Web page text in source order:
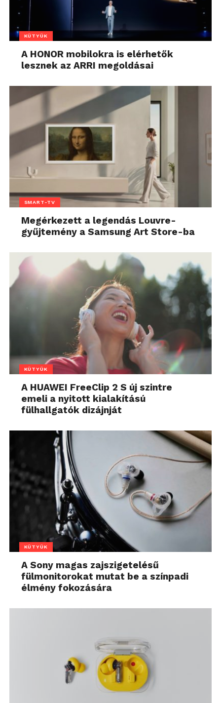
KÜTYÜK
A HONOR mobilokra is elérhetők
lesznek az ARRI megoldásai
SMART-TV
Megérkezett a legendás Louvre-
gyűjtemény a Samsung Art Store-ba
KÜTYÜK
A HUAWEI FreeClip 2 S új szintre
emeli a nyitott kialakítású
fülhallgatók dizájnját
KÜTYÜK
A Sony magas zajszigetelésű
fülmonitorokat mutat be a színpadi
élmény fokozására